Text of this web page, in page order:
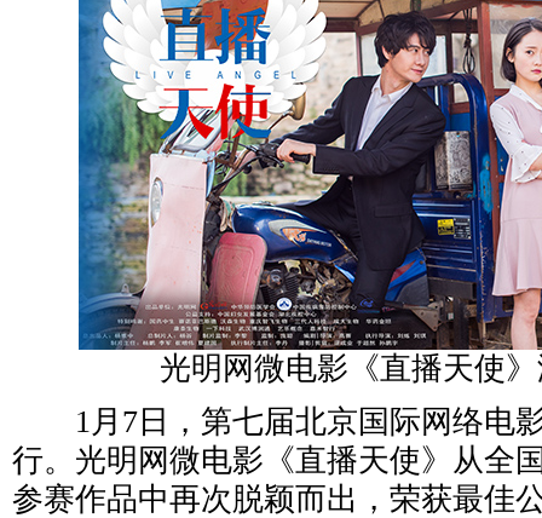
光明网微电影《直播天使
1月7日，第七届北京国际网络电
行。光明网微电影《直播天使》从全
参赛作品中再次脱颖而出，荣获最佳